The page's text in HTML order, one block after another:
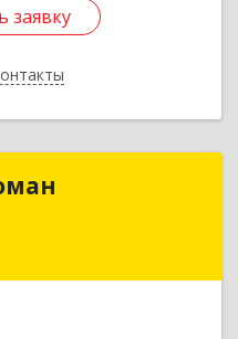
заявку
заявку
Роман